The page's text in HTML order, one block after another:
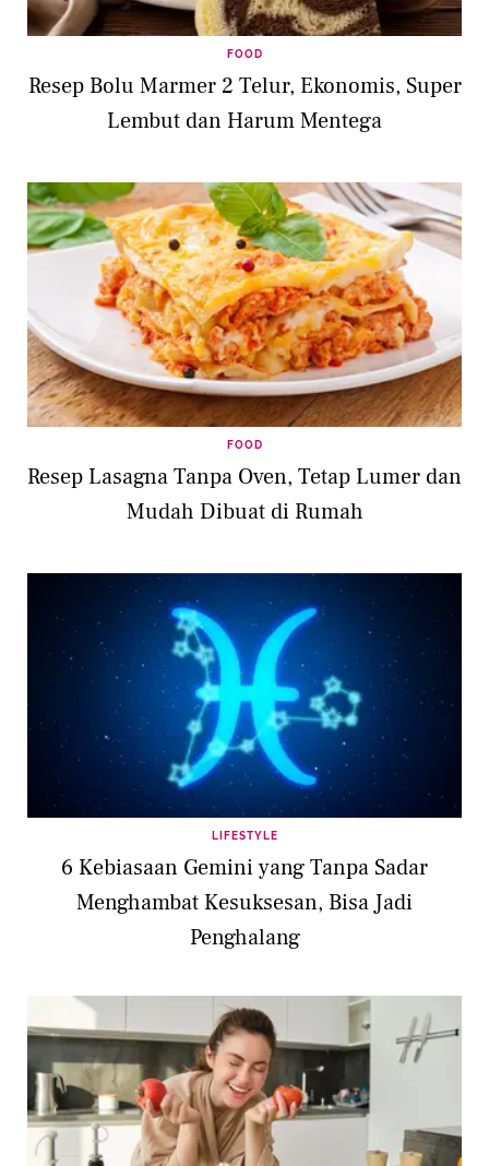
FOOD
Resep Bolu Marmer 2 Telur, Ekonomis, Super
Lembut dan Harum Mentega
FOOD
Resep Lasagna Tanpa Oven, Tetap Lumer dan
Mudah Dibuat di Rumah
LIFESTYLE
6 Kebiasaan Gemini yang Tanpa Sadar
Menghambat Kesuksesan, Bisa Jadi
Penghalang